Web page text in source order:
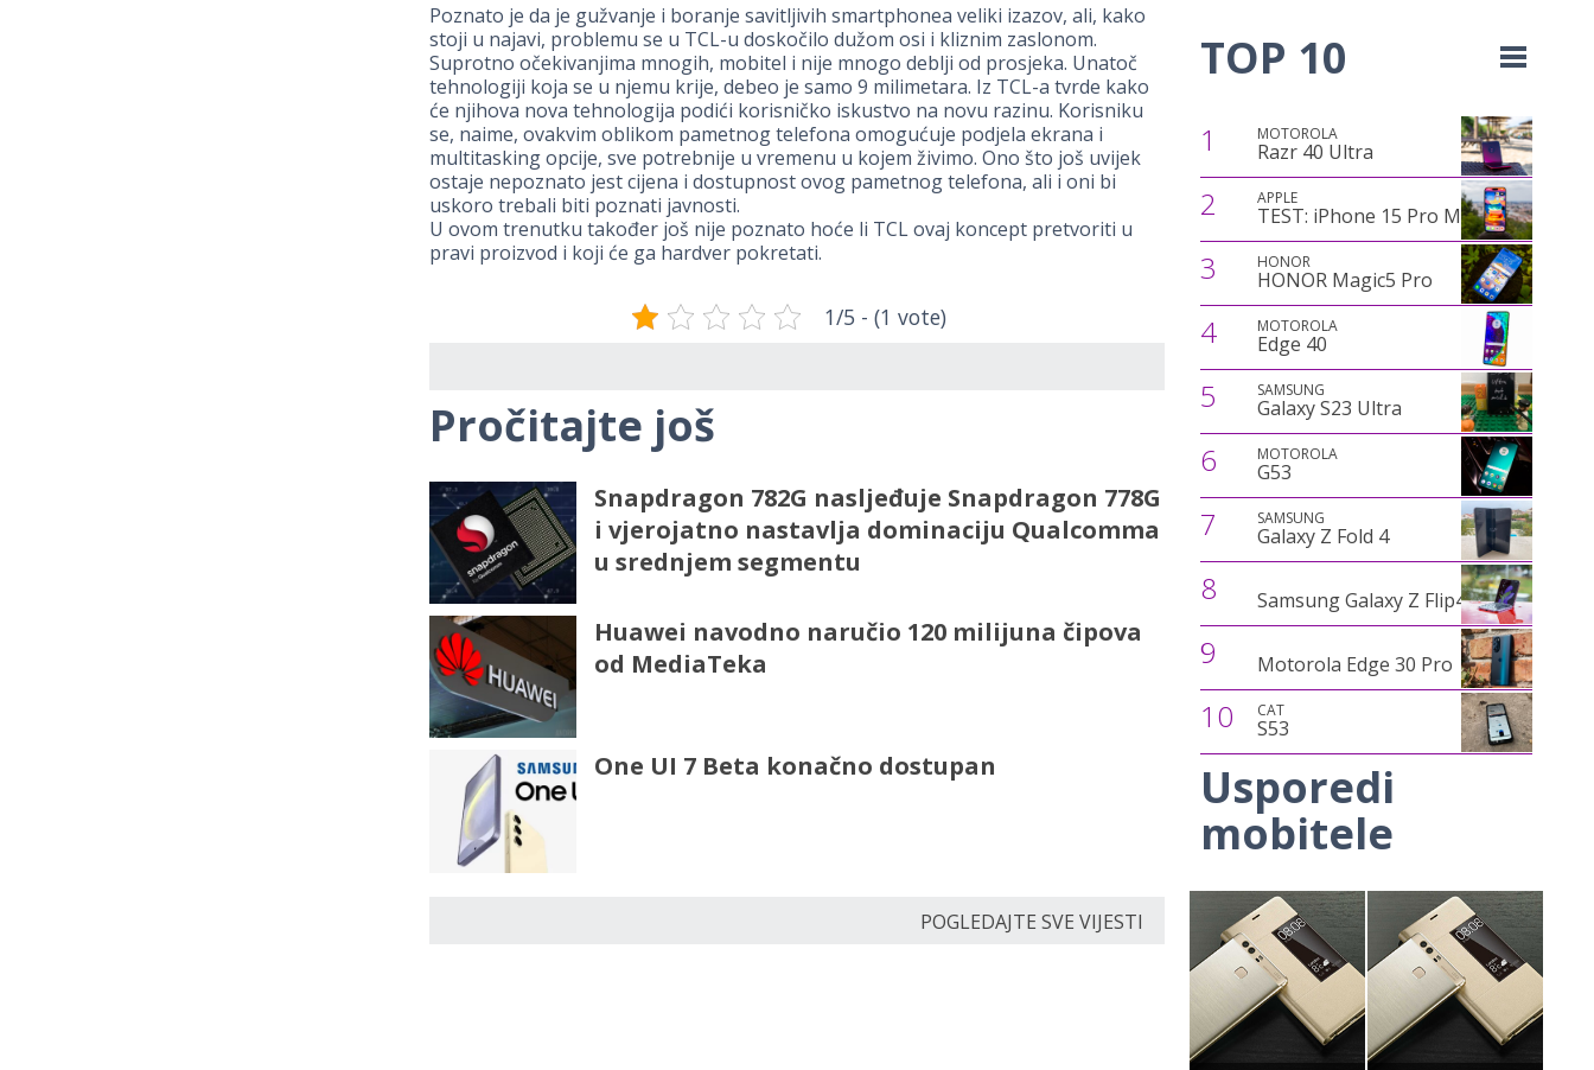
Poznato je da je gužvanje i boranje savitljivih smartphonea veliki izazov, ali, kako
stoji u najavi, problemu se u TCL-u doskočilo dužom osi i kliznim zaslonom.
Suprotno očekivanjima mnogih, mobitel i nije mnogo deblji od prosjeka. Unatoč
tehnologiji koja se u njemu krije, debeo je samo 9 milimetara. Iz TCL-a tvrde kako
će njihova nova tehnologija podići korisničko iskustvo na novu razinu. Korisniku
se, naime, ovakvim oblikom pametnog telefona omogućuje podjela ekrana i
multitasking opcije, sve potrebnije u vremenu u kojem živimo. Ono što još uvijek
ostaje nepoznato jest cijena i dostupnost ovog pametnog telefona, ali i oni bi
uskoro trebali biti poznati javnosti.
U ovom trenutku također još nije poznato hoće li TCL ovaj koncept pretvoriti u
pravi proizvod i koji će ga hardver pokretati.
1/5 - (1 vote)
Pročitajte još
Snapdragon 782G nasljeđuje Snapdragon 778G
i vjerojatno nastavlja dominaciju Qualcomma
u srednjem segmentu
Huawei navodno naručio 120 milijuna čipova
od MediaTeka
One UI 7 Beta konačno dostupan
POGLEDAJTE SVE VIJESTI
TOP 10
1 MOTOROLA
Razr 40 Ultra
2 APPLE
TEST: iPhone 15 Pro Max
3 HONOR
HONOR Magic5 Pro
4 MOTOROLA
Edge 40
5 SAMSUNG
Galaxy S23 Ultra
6 MOTOROLA
G53
7 SAMSUNG
Galaxy Z Fold 4
8 Samsung Galaxy Z Flip4
9 Motorola Edge 30 Pro
10 CAT
S53
Usporedi
mobitele